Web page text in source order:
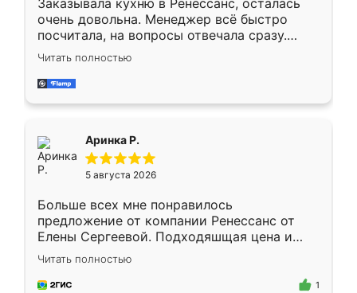
Заказывала кухню в Ренессанс, осталась
очень довольна. Менеджер всё быстро
посчитала, на вопросы отвечала сразу.
Замерщик приехал в субботу, подошёл к
делу со всей ответственностью. Собрали
за день, ребята работали аккуратно, даже
Читать полностью
Аринка Р.
5 августа 2026
Больше всех мне понравилось
предложение от компании Ренессанс от
Елены Сергеевой. Подходяшщая цена и
короткие сроки изготовления. Приехавший
для замера сотрудник Владислав
предложил по моему эскизу самый
Читать полностью
1